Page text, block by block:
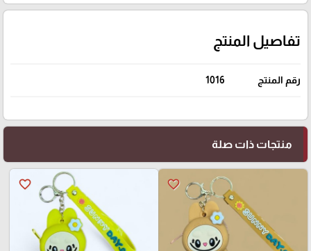
تفاصيل المنتج
رقم المنتج 1016
منتجات ذات صلة
favorite_border
favorite_border